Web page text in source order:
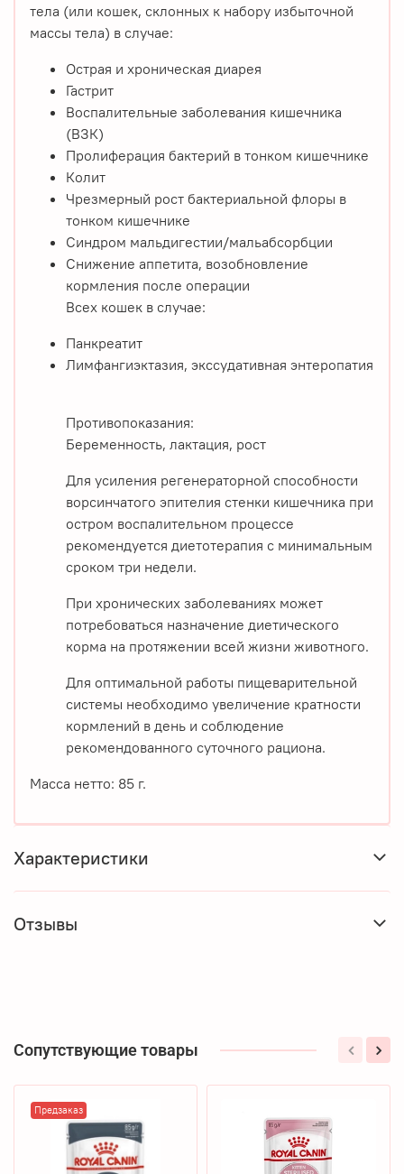
тела (или кошек, склонных к набору избыточной
массы тела) в случае:
Острая и хроническая диарея
Гастрит
Воспалительные заболевания кишечника
(ВЗК)
Пролиферация бактерий в тонком кишечнике
Колит
Чрезмерный рост бактериальной флоры в
тонком кишечнике
Синдром мальдигестии/мальабсорбции
Снижение аппетита, возобновление
кормления после операции
Всех кошек в случае:
Панкреатит
Лимфангиэктазия, экссудативная энтеропатия
Противопоказания:
Беременность, лактация, рост
Для усиления регенераторной способности
ворсинчатого эпителия стенки кишечника при
остром воспалительном процессе
рекомендуется диетотерапия с минимальным
сроком три недели.
При хронических заболеваниях может
потребоваться назначение диетического
корма на протяжении всей жизни животного.
Для оптимальной работы пищеварительной
системы необходимо увеличение кратности
кормлений в день и соблюдение
рекомендованного суточного рациона.
Масса нетто: 85 г.
Характеристики
Отзывы
Сопутствующие товары
Предзаказ